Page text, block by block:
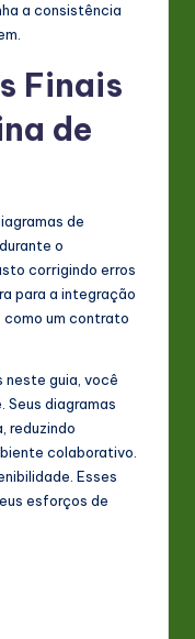
a consistência
Finais
de
de
o
corrigindo erros
para a integração
como um contrato
neste guia, você
Seus diagramas
reduzindo
colaborativo.
Esses
esforços de